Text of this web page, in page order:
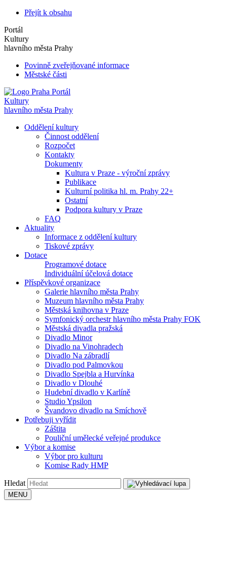
Přejít k obsahu
Portál
Kultury
hlavního města Prahy
Povinně zveřejňované informace
Městské části
Portál
Kultury
hlavního města Prahy
Oddělení kultury
Činnost oddělení
Rozpočet
Kontakty
Dokumenty
Kultura v Praze - výroční zprávy
Publikace
Kulturní politika hl. m. Prahy 22+
Ostatní
Podpora kultury v Praze
FAQ
Aktuality
Informace z oddělení kultury
Tiskové zprávy
Dotace
Programové dotace
Individuální účelová dotace
Příspěvkové organizace
Galerie hlavního města Prahy
Muzeum hlavního města Prahy
Městská knihovna v Praze
Symfonický orchestr hlavního města Prahy FOK
Městská divadla pražská
Divadlo Minor
Divadlo na Vinohradech
Divadlo Na zábradlí
Divadlo pod Palmovkou
Divadlo Spejbla a Hurvínka
Divadlo v Dlouhé
Hudební divadlo v Karlíně
Studio Ypsilon
Švandovo divadlo na Smíchově
Potřebuji vyřídit
Záštita
Pouliční umělecké veřejné produkce
Výbor a komise
Výbor pro kulturu
Komise Rady HMP
Hledat
MENU